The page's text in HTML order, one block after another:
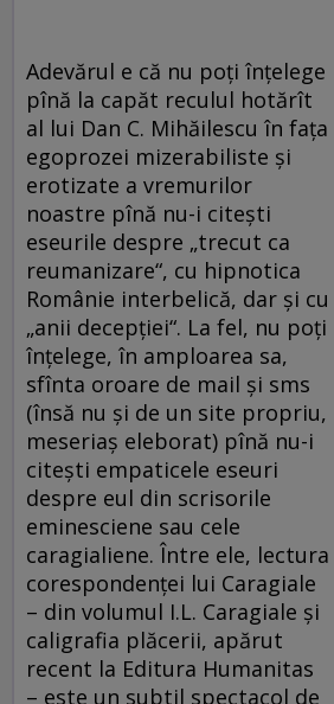
Adevărul e că nu poţi înţelege
pînă la capăt reculul hotărît
al lui Dan C. Mihăilescu în faţa
egoprozei mizerabiliste şi
erotizate a vremurilor
noastre pînă nu-i citeşti
eseurile despre „trecut ca
reumanizare“, cu hipnotica
Românie interbelică, dar şi cu
„anii decepţiei“. La fel, nu poţi
înţelege, în amploarea sa,
sfînta oroare de mail şi sms
(însă nu şi de un site propriu,
meseriaş eleborat) pînă nu-i
citeşti empaticele eseuri
despre eul din scrisorile
eminesciene sau cele
caragialiene. Între ele, lectura
corespondenţei lui Caragiale
– din volumul I.L. Caragiale şi
caligrafia plăcerii, apărut
recent la Editura Humanitas
– este un subtil spectacol de